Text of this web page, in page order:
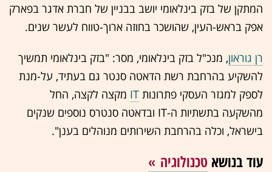
המתקן של בזק בינלאומי יושב בבניין של חברת אדגר בפארק
אפק בראש-העין, שהושכר בחוזה ארוך-טווח לעשר שנים.
רן גוראון, מנכ"ל בזק בינלאומי, מסר: "בזק בינלאומי תמשיך
להשקיע בהרחבת רשת הדאטה סנטר גם בעתיד, על-מנת
לספק למגזר העסקי פתרונות IT מקצה לקצה, החל
מהשקעה בתשתיות ה-IT ובדאטה סנטרס נוספים שנקים
בישראל, וכלה בהרחבת השירותים מנוהלים בענן".
עוד בנושא טכנולוגיה